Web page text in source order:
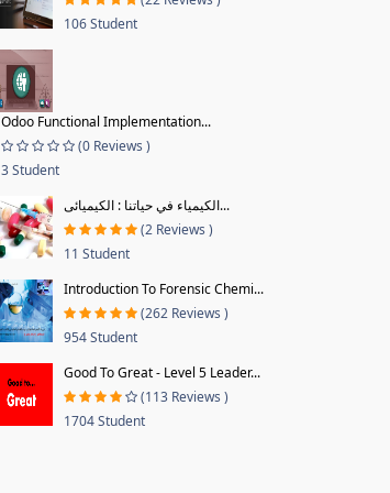
106 Student
Odoo Functional Implementation...
(0 Reviews )
3 Student
الكيمياء في حياتنا : الكيميائى...
(2 Reviews )
11 Student
Introduction To Forensic Chemi...
(262 Reviews )
954 Student
Good To Great - Level 5 Leader...
(113 Reviews )
1704 Student